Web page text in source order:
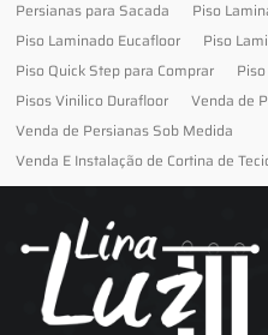
Persianas para Sacada
Piso
Piso Laminado Eucafloor
Piso
Piso Quick Step para Comprar
Pisos Vinilico Durafloor
Venda de
Venda de Persianas Sob Medida
Venda E Instalação de Cortina de